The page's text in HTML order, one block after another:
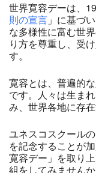
世界寛容デーは、
則の宣言 」に基づ
な多様性に富む世
り方を尊重し、受
す。
寛容とは、普遍的
です。人々は生ま
み、世界各地に存
ユネスコスクール
を記念することが
寛容デー」を取り
組をしてみませんか